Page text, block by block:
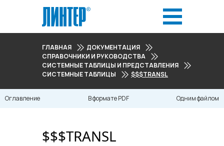
ГЛАВНАЯ
ДОКУМЕНТАЦИЯ
СПРАВОЧНИКИ И РУКОВОДСТВА
СИСТЕМНЫЕ ТАБЛИЦЫ И ПРЕДСТАВЛЕНИЯ
СИСТЕМНЫЕ ТАБЛИЦЫ
$$$TRANSL
Оглавление В формате PDF Одним файлом
$$$TRANSL